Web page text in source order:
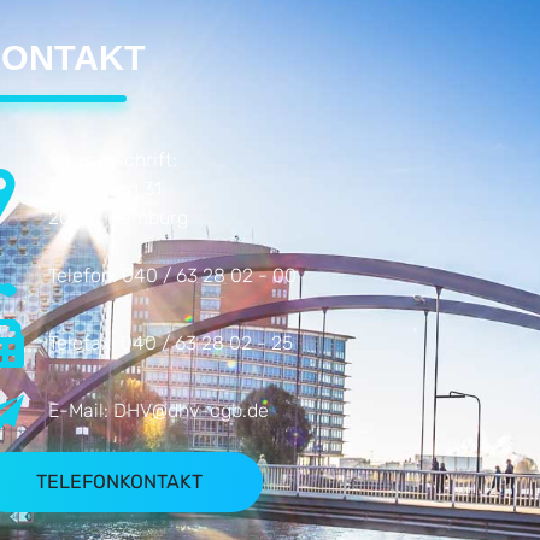
Hausanschrift:
20537 Hamburg
Telefon:040 / 63 28 02 - 00
Telefax: 040 / 63 28 02 - 25
E-Mail:DHV@dhv-cgb.de
TELEFONKONTAKT